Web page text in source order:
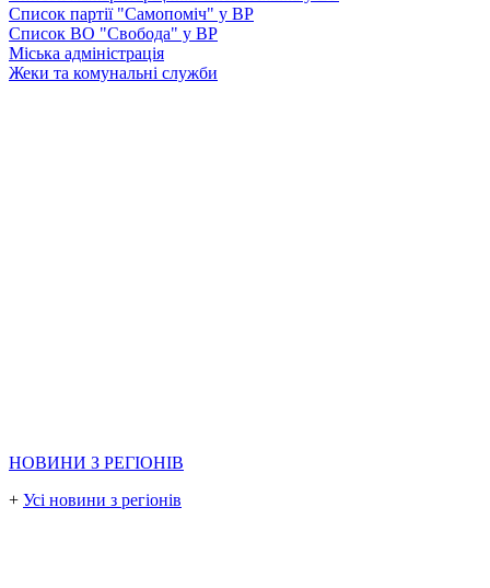
Список партії "Самопоміч" у ВР
Список ВО "Свобода" у ВР
Міська адміністрація
Жеки та комунальні служби
НОВИНИ З РЕГІОНІВ
+ Усі новини з регіонів